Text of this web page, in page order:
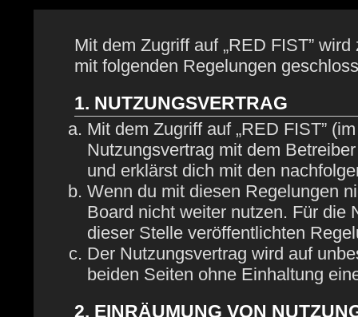
Mit dem Zugriff auf „RED FIST”
mit folgenden Regelungen
1. NUTZUNGSVERTRAG
Mit dem Zugriff auf „RED FIST”
Nutzungsvertrag mit dem
und erklärst dich mit den
Wenn du mit diesen Regelungen
Board nicht weiter nutzen. Für die
dieser Stelle veröffentlichten
Der Nutzungsvertrag wird auf
beiden Seiten ohne Einhaltung
2. EINRÄUMUNG VON